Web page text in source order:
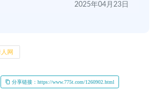
2025年04月23日
网
分享链接：https://www.775t.com/1260902.html